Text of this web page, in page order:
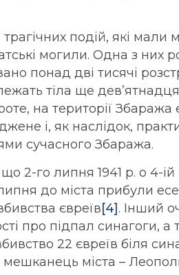
подій, які мали
могили. Одна з них
понад дві тисячі
тіла ще
на території
і, як наслідок,
сучасного Збаража.
2-го липня 1941 р. о 4-ій
до міста прибули
євреїв[4]. Інший
про підпал синагоги,
22 євреїв біля
міста –